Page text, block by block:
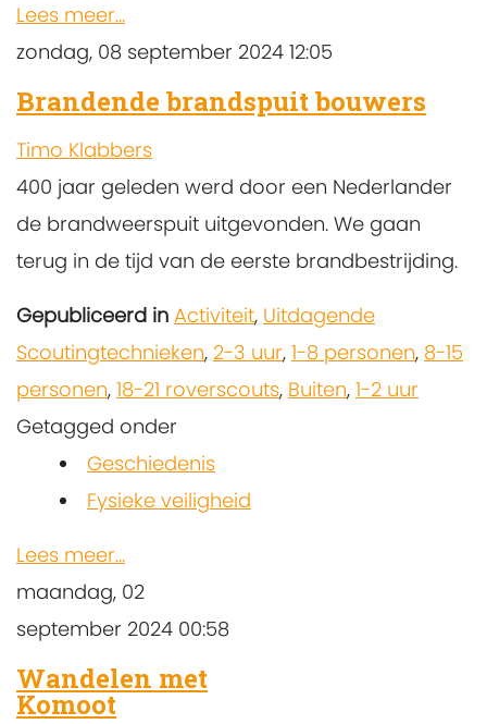
Lees meer...
zondag, 08 september 2024 12:05
Brandende brandspuit bouwers
Timo Klabbers
400 jaar geleden werd door een Nederlander
de brandweerspuit uitgevonden. We gaan
terug in de tijd van de eerste brandbestrijding.
Gepubliceerd in Activiteit, Uitdagende
Scoutingtechnieken, 2-3 uur, 1-8 personen, 8-15
personen, 18-21 roverscouts, Buiten, 1-2 uur
Getagged onder
Geschiedenis
Fysieke veiligheid
Lees meer...
maandag, 02
september 2024 00:58
Wandelen met
Komoot